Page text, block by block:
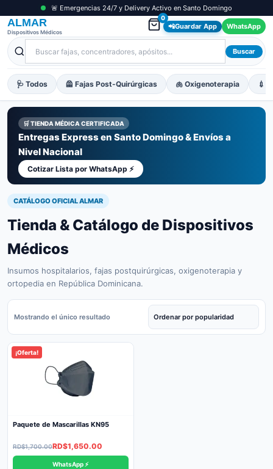
🚨 Emergencias 24/7 y Delivery Activo en Santo Domingo
ALMAR
Dispositivos Médicos
0
📲Guardar App WhatsApp
Buscar
🩺 Todos 🦺 Fajas Post-Quirúrgicas 🫁 Oxigenoterapia 💉
🛒 TIENDA MÉDICA CERTIFICADA
Entregas Express en Santo Domingo & Envíos a
Nivel Nacional
Cotizar Lista por WhatsApp ⚡
CATÁLOGO OFICIAL ALMAR
Tienda & Catálogo de Dispositivos
Médicos
Insumos hospitalarios, fajas postquirúrgicas, oxigenoterapia y
ortopedia en República Dominicana.
Mostrando el único resultado
¡Oferta!
Paquete de Mascarillas KN95
RD$1,700.00
Original
price
RD$1,650.00
Current
price
WhatsApp ⚡